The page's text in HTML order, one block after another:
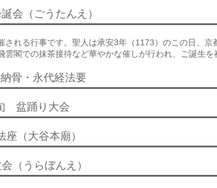
会（ごうたんえ）
される行事です。聖人は承安3年（1173）のこの日、京
雲閣での抹茶接待など華やかな催しが行われ、ご誕生を
骨・永代経法要
盆踊り大会
（大谷本廟）
（うらぼんえ）